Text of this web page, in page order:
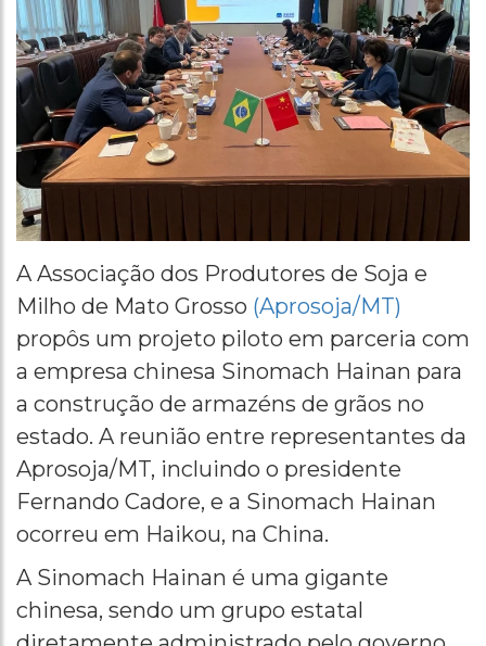
A Associação dos Produtores de Soja e
Milho de Mato Grosso (Aprosoja/MT)
propôs um projeto piloto em parceria com
a empresa chinesa Sinomach Hainan para
a construção de armazéns de grãos no
estado. A reunião entre representantes da
Aprosoja/MT, incluindo o presidente
Fernando Cadore, e a Sinomach Hainan
ocorreu em Haikou, na China.
A Sinomach Hainan é uma gigante
chinesa, sendo um grupo estatal